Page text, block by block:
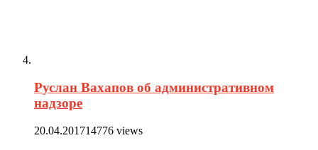
Руслан Вахапов об административном
надзоре
20.04.201714776 views